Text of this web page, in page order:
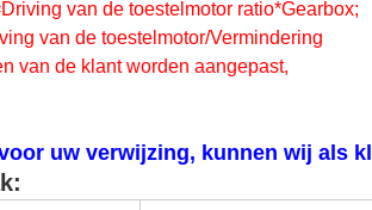
van de toestelmotor ratio*Gearbox;
van de toestelmotor/Vermindering
van de klant worden aangepast,
uw verwijzing, kunnen wij als